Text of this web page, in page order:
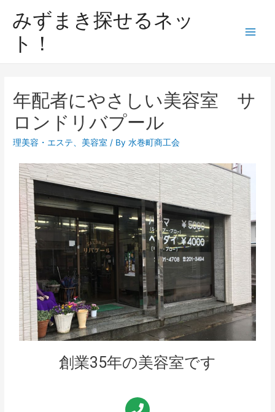
みずまき探せるネッ
ト！
年配者にやさしい美容室 サ
ロンドリバプール
理美容・エステ、 美容室 / By水巻町商工会
創業35年の美容室です